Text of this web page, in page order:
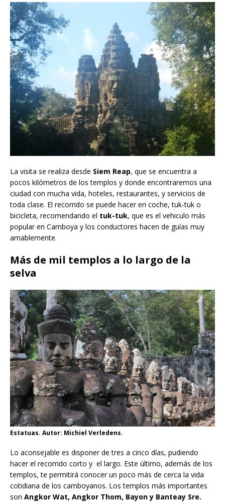
La visita se realiza desde Siem Reap, que se encuentra a
pocos kilómetros de los templos y donde encontraremos una
ciudad con mucha vida, hoteles, restaurantes, y servicios de
toda clase. El recorrido se puede hacer en coche, tuk-tuk o
bicicleta, recomendando el tuk-tuk, que es el vehiculo más
popular en Camboya y los conductores hacen de guías muy
amablemente.
Más de mil templos a lo largo de la
selva
Estatuas. Autor: Michiel Verledens.
Lo aconsejable es disponer de tres a cinco días, pudiendo
hacer el recorrido corto y el largo. Este último, además de los
templos, te permitirá conocer un poco más de cerca la vida
cotidiana de los camboyanos. Los templos más importantes
son Angkor Wat, Angkor Thom, Bayon y Banteay Sre.